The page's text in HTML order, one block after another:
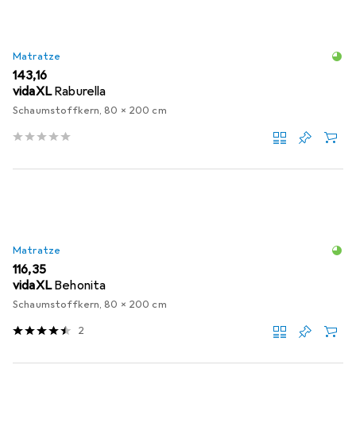
Matratze
EUR
143,16
vidaXL Raburella
Schaumstoffkern, 80 x 200 cm
Matratze
EUR
116,35
vidaXL Behonita
Schaumstoffkern, 80 x 200 cm
2